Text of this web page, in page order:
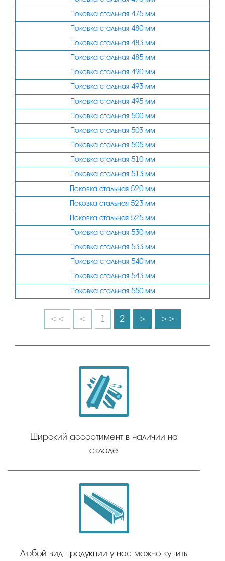
Поковка стальная 475 мм
Поковка стальная 480 мм
Поковка стальная 483 мм
Поковка стальная 485 мм
Поковка стальная 490 мм
Поковка стальная 493 мм
Поковка стальная 495 мм
Поковка стальная 500 мм
Поковка стальная 503 мм
Поковка стальная 505 мм
Поковка стальная 510 мм
Поковка стальная 513 мм
Поковка стальная 520 мм
Поковка стальная 523 мм
Поковка стальная 525 мм
Поковка стальная 530 мм
Поковка стальная 533 мм
Поковка стальная 540 мм
Поковка стальная 543 мм
Поковка стальная 550 мм
<< < 1 2 > >>
Широкий ассортимент в наличии на
складе
Любой вид продукции у нас можно купить